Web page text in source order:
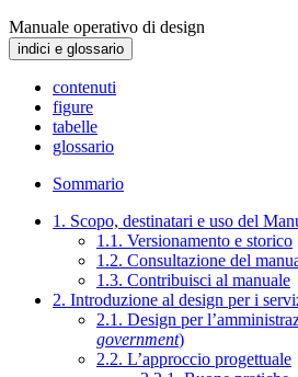
Manuale operativo di design
indici e glossario
contenuti
figure
tabelle
glossario
Sommario
1. Scopo, destinatari e uso del
1.1. Versionamento e storico
1.2. Consultazione del
1.3. Contribuisci al manuale
2. Introduzione al design per i
2.1. Design per
government)
2.2. L’approccio progettuale